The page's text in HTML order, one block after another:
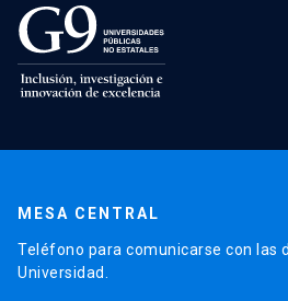
MESA CENTRAL
Teléfono para comunicarse con las
Universidad.